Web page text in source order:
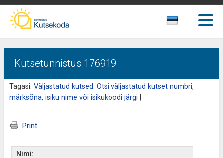
Kutsetunnistus 176919
Tagasi: Väljastatud kutsed: Otsi väljastatud kutset numbri,
märksõna, isiku nime või isikukoodi järgi
Print
Nimi: